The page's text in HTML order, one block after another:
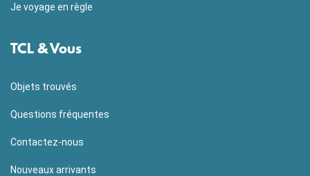
Je voyage en règle
TCL & Vous
Objets trouvés
Questions fréquentes
Contactez-nous
Nouveaux arrivants